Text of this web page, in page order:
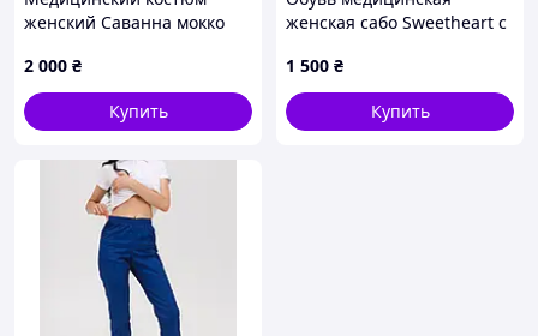
женский Саванна мокко
2 000 ₴
Купить
женская сабо Sweetheart с
1 500 ₴
Купить